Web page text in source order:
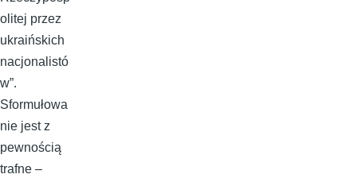
olitej przez
ukraińskich
nacjonalistó
w”.
Sformułowa
nie jest z
pewnością
trafne –